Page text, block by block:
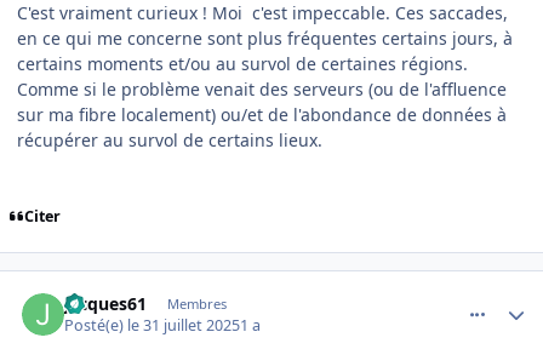
C'est vraiment curieux ! Moi c'est impeccable. Ces saccades,
en ce qui me concerne sont plus fréquentes certains jours, à
certains moments et/ou au survol de certaines régions.
Comme si le problème venait des serveurs (ou de l'affluence
sur ma fibre localement) ou/et de l'abondance de données à
récupérer au survol de certains lieux.
Citer
jacques61 Membres
Posté(e) le 31 juillet 20251 a